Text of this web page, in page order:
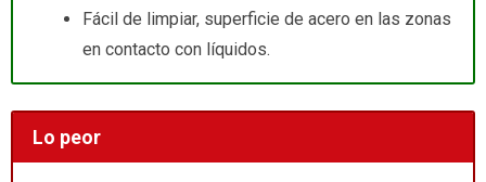
Fácil de limpiar, superficie de acero en las zonas
en contacto con líquidos.
Lo peor